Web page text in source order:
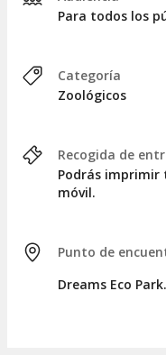
Para todos los
Categoría
Zoológicos
Recogida de
Podrás
móvil.
Punto de
Dreams Eco Park.